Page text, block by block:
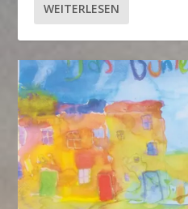
WEITERLESEN